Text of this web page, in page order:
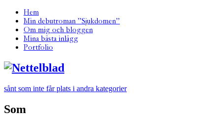
Hem
Min debutroman ”Sjukdomen”
Om mig och bloggen
Mina bästa inlägg
Portfolio
sånt som inte får plats i andra kategorier
Som